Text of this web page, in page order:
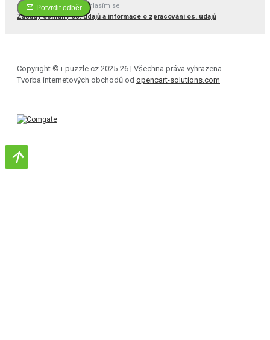
Potvrdit odběr
Četl(a) jsem a souhlasím se
Zásady ochrany os. údajů a informace o zpracování os. údajů
Copyright © i-puzzle.cz 2025-26 | Všechna práva vyhrazena.
Tvorba internetových obchodů od opencart-solutions.com